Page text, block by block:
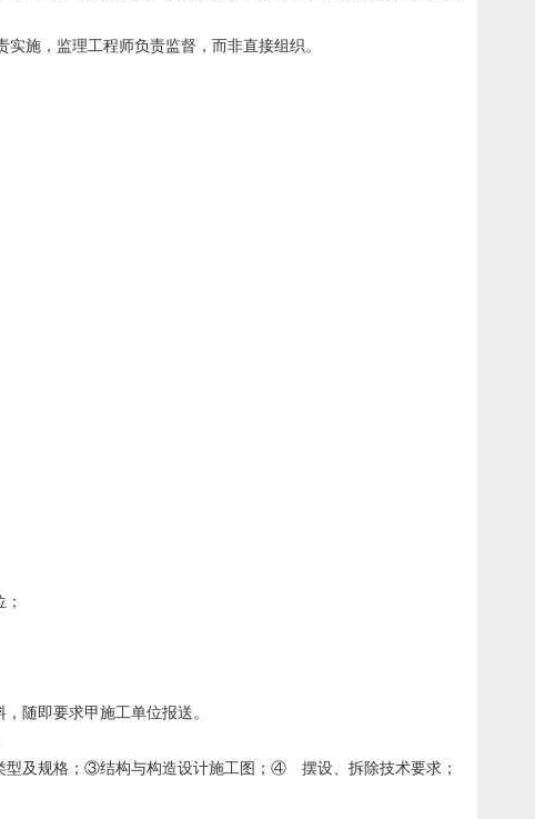
施，监理工程师负责监督，而非直接组织。
随即要求甲施工单位报送。
型及规格；③结构与构造设计施工图；④ 摆设、拆除技术要求；